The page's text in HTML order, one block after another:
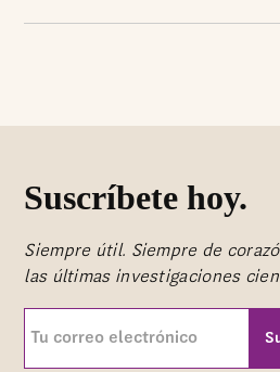
Suscríbete hoy.
Siempre útil. Siempre de
las últimas investigaciones